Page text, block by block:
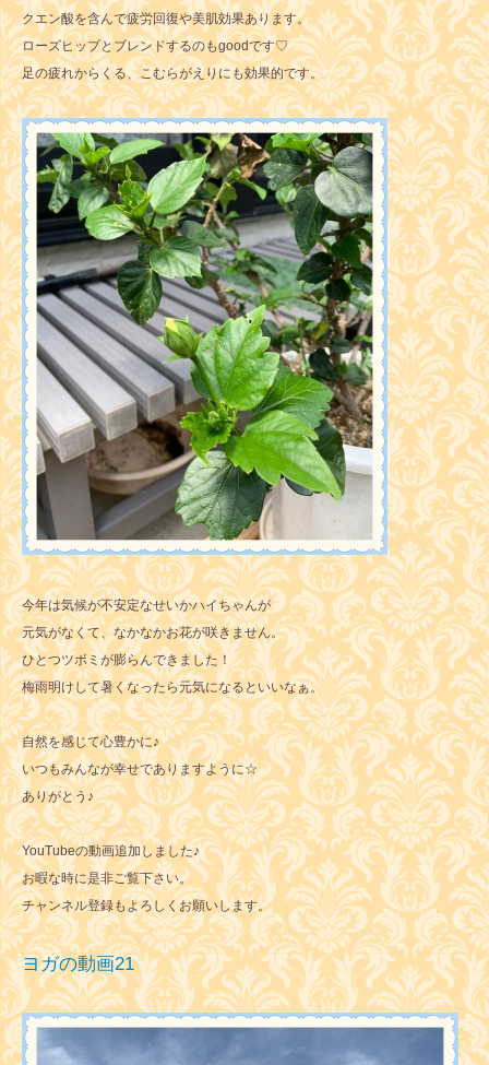
クエン酸を含んで疲労回復や美肌効果あります。
ローズヒップとブレンドするのもgoodです♡
足の疲れからくる、こむらがえりにも効果的です。
今年は気候が不安定なせいかハイちゃんが
元気がなくて、なかなかお花が咲きません。
ひとつツボミが膨らんできました！
梅雨明けして暑くなったら元気になるといいなぁ。
自然を感じて心豊かに♪
いつもみんなが幸せでありますように☆
ありがとう♪
YouTubeの動画追加しました♪
お暇な時に是非ご覧下さい。
チャンネル登録もよろしくお願いします。
ヨガの動画21